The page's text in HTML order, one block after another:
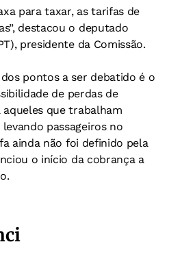
para taxar, as tarifas de
destacou o deputado
presidente da Comissão.
pontos a ser debatido é o
de perdas de
que trabalham
passageiros no
ainda não foi definido pela
o início da cobrança a